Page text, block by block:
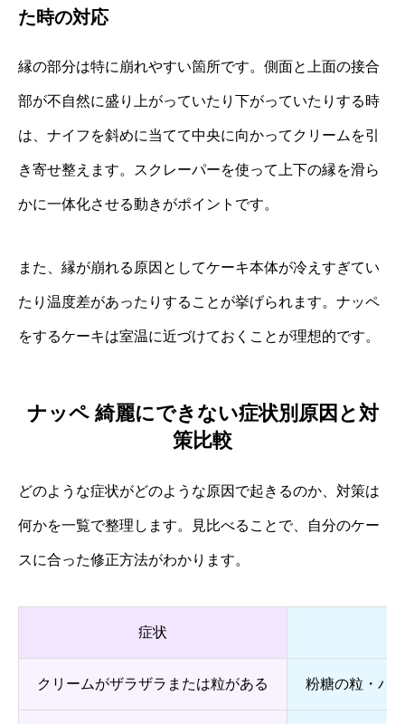
た時の対応
縁の部分は特に崩れやすい箇所です。側面と上面の接合
部が不自然に盛り上がっていたり下がっていたりする時
は、ナイフを斜めに当てて中央に向かってクリームを引
き寄せ整えます。スクレーパーを使って上下の縁を滑ら
かに一体化させる動きがポイントです。
また、縁が崩れる原因としてケーキ本体が冷えすぎてい
たり温度差があったりすることが挙げられます。ナッペ
をするケーキは室温に近づけておくことが理想的です。
ナッペ 綺麗にできない症状別原因と対
策比較
どのような症状がどのような原因で起きるのか、対策は
何かを一覧で整理します。見比べることで、自分のケー
スに合った修正方法がわかります。
症状
クリームがザラザラまたは粒がある 粉糖の粒・バ